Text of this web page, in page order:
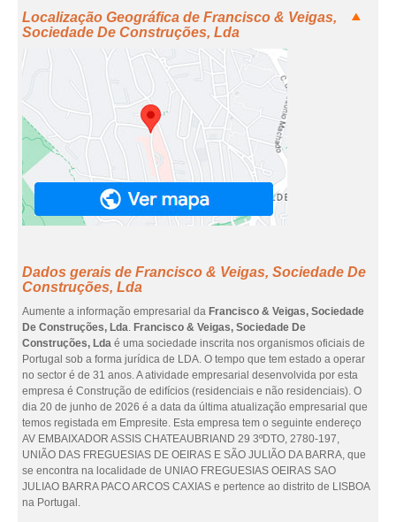
Localização Geográfica de Francisco & Veigas,
Sociedade De Construções, Lda
Dados gerais de Francisco & Veigas, Sociedade De
Construções, Lda
Aumente a informação empresarial da Francisco & Veigas, Sociedade
De Construções, Lda. Francisco & Veigas, Sociedade De
Construções, Lda é uma sociedade inscrita nos organismos oficiais de
Portugal sob a forma jurídica de LDA. O tempo que tem estado a operar
no sector é de 31 anos. A atividade empresarial desenvolvida por esta
empresa é Construção de edifícios (residenciais e não residenciais). O
dia 20 de junho de 2026 é a data da última atualização empresarial que
temos registada em Empresite. Esta empresa tem o seguinte endereço
AV EMBAIXADOR ASSIS CHATEAUBRIAND 29 3ºDTO, 2780-197,
UNIÃO DAS FREGUESIAS DE OEIRAS E SÃO JULIÃO DA BARRA, que
se encontra na localidade de UNIAO FREGUESIAS OEIRAS SAO
JULIAO BARRA PACO ARCOS CAXIAS e pertence ao distrito de LISBOA
na Portugal.